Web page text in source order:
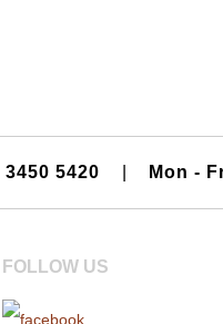
5420 Mon -
FOLLOW US